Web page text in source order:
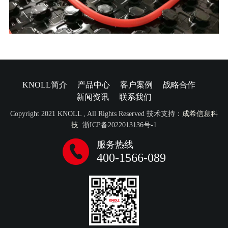
KNOLL简介 产品中心 客户案例
战略合作
新闻资讯
联系我们
Copyright 2021 KNOLL , All Rights Reserved 技术支持： 成希信息科
技 浙ICP备2022013136号-1
服务热线
400-1566-089